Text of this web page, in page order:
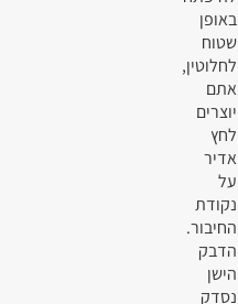
באופן
שטוח
לחלוטין,
אתם
יוצרים
לחץ
אדיר
על
נקודת
החיבור.
הדבק
הישן
נסדק